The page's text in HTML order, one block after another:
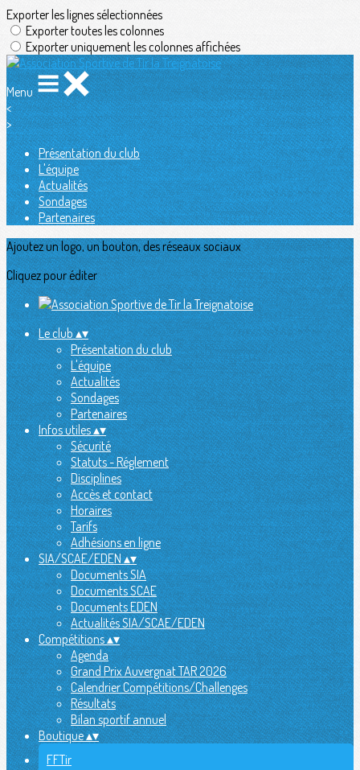
Exporter les lignes sélectionnées
Exporter toutes les colonnes
Exporter uniquement les colonnes affichées
Menu
<
>
Présentation du club
L'équipe
Actualités
Sondages
Partenaires
Ajoutez un logo, un bouton, des réseaux sociaux
Cliquez pour éditer
Le club▴▾
Présentation du club
L'équipe
Actualités
Sondages
Partenaires
Infos utiles▴▾
Sécurité
Statuts - Réglement
Disciplines
Accès et contact
Horaires
Tarifs
Adhésions en ligne
SIA/SCAE/EDEN▴▾
Documents SIA
Documents SCAE
Documents EDEN
Actualités SIA/SCAE/EDEN
Compétitions▴▾
Agenda
Grand Prix Auvergnat TAR 2026
Calendrier Compétitions/Challenges
Résultats
Bilan sportif annuel
Boutique▴▾
FFTir